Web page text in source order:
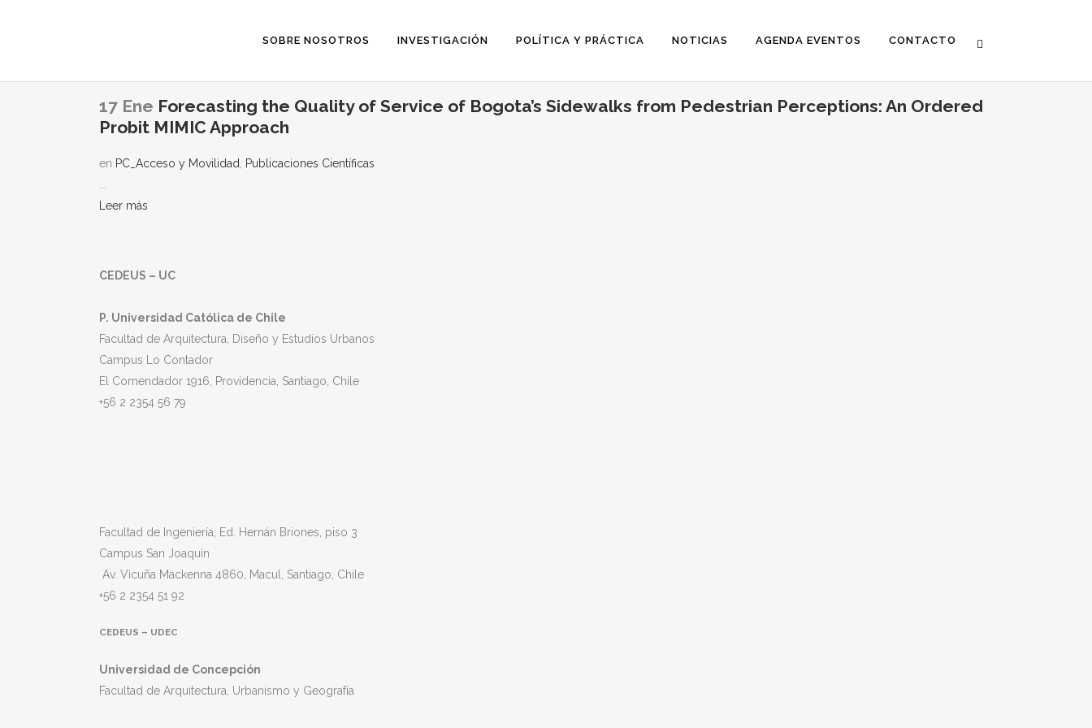
SOBRE NOSOTROS INVESTIGACIÓN POLÍTICA Y PRÁCTICA NOTICIAS AGENDA EVENTOS CONTACTO
17 Ene Forecasting the Quality of Service of Bogota’s Sidewalks from Pedestrian Perceptions: An Ordered
Probit MIMIC Approach
en PC_Acceso y Movilidad
Publicaciones Científicas
Leer más
CEDEUS – UC
P. Universidad Católica de Chile
Facultad de Arquitectura, Diseño y Estudios Urbanos
Campus Lo Contador
El Comendador 1916, Providencia, Santiago, Chile
+56 2 2354 56 79
Facultad de Ingeniería, Ed. Hernán Briones, piso 3
Campus San Joaquín
Av. Vicuña Mackenna 4860, Macul
, Santiago, Chile
+56 2 2354 51 92
CEDEUS – UDEC
Universidad de Concepción
Facultad de Arquitectura, Urbanismo y Geografía